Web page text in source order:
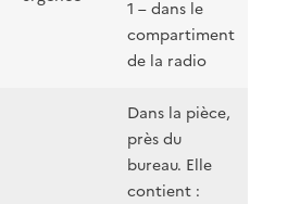
1 – dans le
compartiment
de la radio
Dans la pièce,
près du
bureau. Elle
contient :